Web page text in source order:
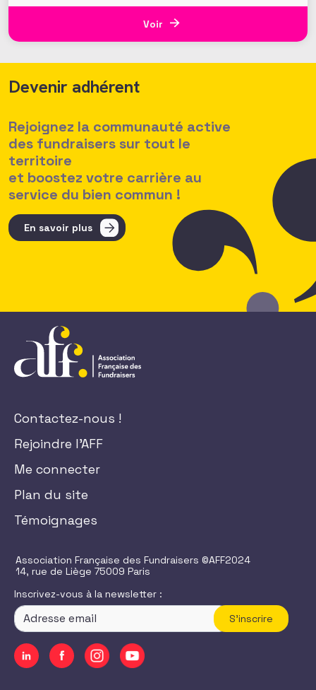
L’AFF c’est une équipe, mais c’est aussi et surtout
un réseau. Vous, nos 1350 adhérents, faites la
Voir
Devenir adhérent
Rejoignez la communauté active
des fundraisers sur tout le
territoire
et boostez votre carrière au
service du bien commun !
En savoir plus
Contactez-nous !
Rejoindre l'AFF
Me connecter
Plan du site
Témoignages
Association Française des Fundraisers ©AFF2024
14, rue de Liège 75009 Paris
Inscrivez-vous à la newsletter :
S'inscrire